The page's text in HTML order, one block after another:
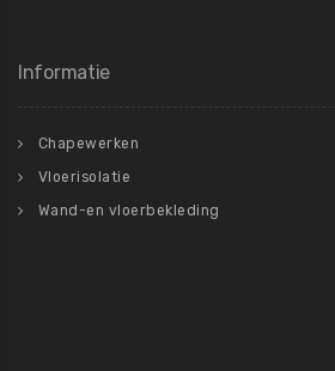
Informatie
Chapewerken
Vloerisolatie
Wand-en vloerbekleding